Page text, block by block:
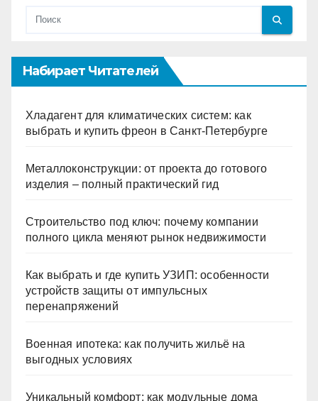
Набирает Читателей
Хладагент для климатических систем: как
выбрать и купить фреон в Санкт-Петербурге
Металлоконструкции: от проекта до готового
изделия – полный практический гид
Строительство под ключ: почему компании
полного цикла меняют рынок недвижимости
Как выбрать и где купить УЗИП: особенности
устройств защиты от импульсных
перенапряжений
Военная ипотека: как получить жильё на
выгодных условиях
Уникальный комфорт: как модульные дома